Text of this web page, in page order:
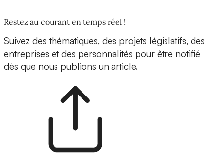
Restez au courant en temps réel !
Suivez des thématiques, des projets législatifs, des
entreprises et des personnalités pour être notifié
dès que nous publions un article.